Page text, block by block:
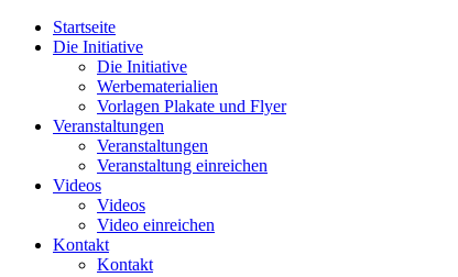
Startseite
Die Initiative
Die Initiative
Werbematerialien
Vorlagen Plakate und Flyer
Veranstaltungen
Veranstaltungen
Veranstaltung einreichen
Videos
Videos
Video einreichen
Kontakt
Kontakt